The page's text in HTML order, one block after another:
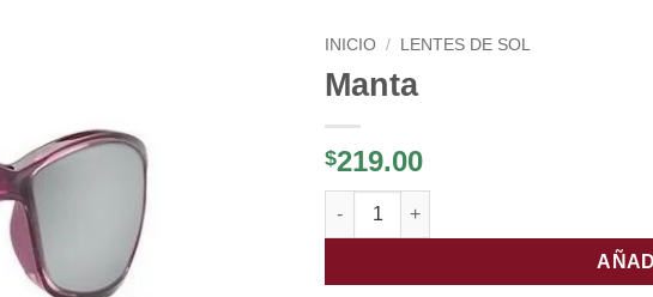
a la
lista de
INICIO / LENTES DE SOL
Manta
$219.00
Manta cantidad